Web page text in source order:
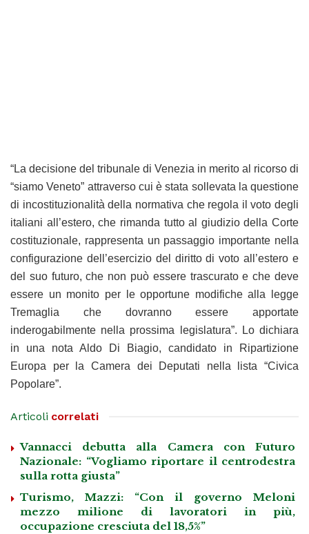
“La decisione del tribunale di Venezia in merito al ricorso di
“siamo Veneto” attraverso cui è stata sollevata la questione
di incostituzionalità della normativa che regola il voto degli
italiani all’estero, che rimanda tutto al giudizio della Corte
costituzionale, rappresenta un passaggio importante nella
configurazione dell’esercizio del diritto di voto all’estero e
del suo futuro, che non può essere trascurato e che deve
essere un monito per le opportune modifiche alla legge
Tremaglia che dovranno essere apportate
inderogabilmente nella prossima legislatura”. Lo dichiara
in una nota Aldo Di Biagio, candidato in Ripartizione
Europa per la Camera dei Deputati nella lista “Civica
Popolare”.
Articoli correlati
Vannacci debutta alla Camera con Futuro
Nazionale: “Vogliamo riportare il centrodestra
sulla rotta giusta”
Turismo, Mazzi: “Con il governo Meloni
mezzo milione di lavoratori in più,
occupazione cresciuta del 18,5%”